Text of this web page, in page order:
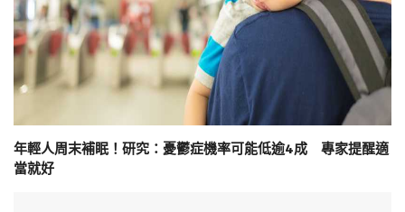
年輕人周末補眠！研究：憂鬱症機率可能低逾4成 專家提醒適
當就好